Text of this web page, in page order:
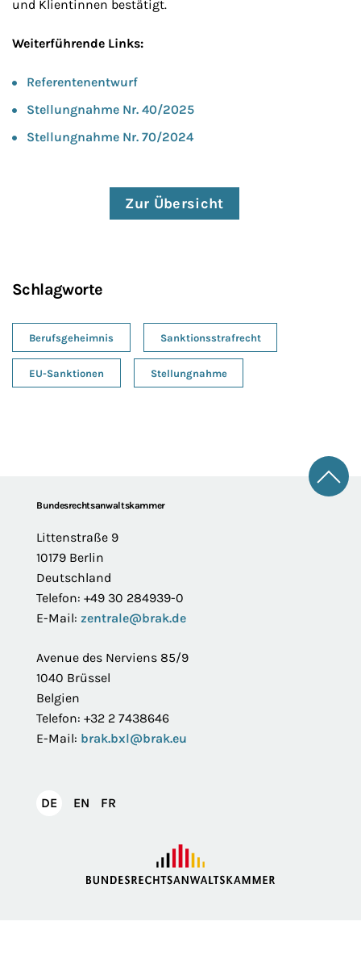
und Klientinnen bestätigt.
Weiterführende Links:
Referentenentwurf
Stellungnahme Nr. 40/2025
Stellungnahme Nr. 70/2024
Zur Übersicht
Schlagworte
Berufsgeheimnis Sanktionsstrafrecht
EU-Sanktionen Stellungnahme
FooterBundesrechtsanwaltskammer
Littenstraße 9
10179 Berlin
Deutschland
Telefon: +49 30 284939-0
E-Mail: zentrale@brak.de
Avenue des Nerviens 85/9
1040 Brüssel
Belgien
Telefon: +32 2 7438646
E-Mail: brak.bxl@brak.eu
DEDeutsch
EN English
FR